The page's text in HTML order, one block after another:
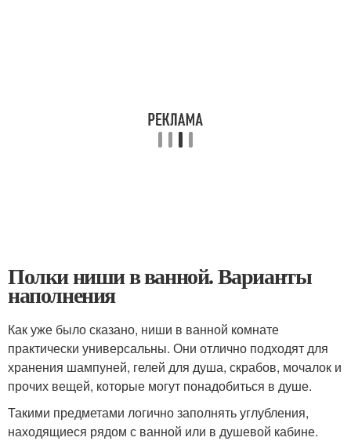
Полки ниши в ванной. Варианты
наполнения
Как уже было сказано, ниши в ванной комнате
практически универсальны. Они отлично подходят для
хранения шампуней, гелей для душа, скрабов, мочалок и
прочих вещей, которые могут понадобиться в душе.
Такими предметами логично заполнять углубления,
находящиеся рядом с ванной или в душевой кабине.